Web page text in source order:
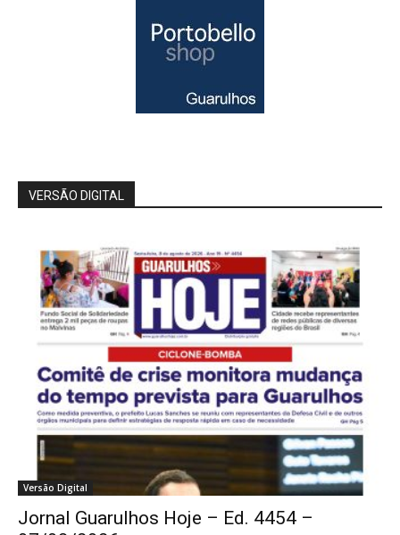
VERSÃO DIGITAL
Versão Digital
Jornal Guarulhos Hoje – Ed. 4454 –